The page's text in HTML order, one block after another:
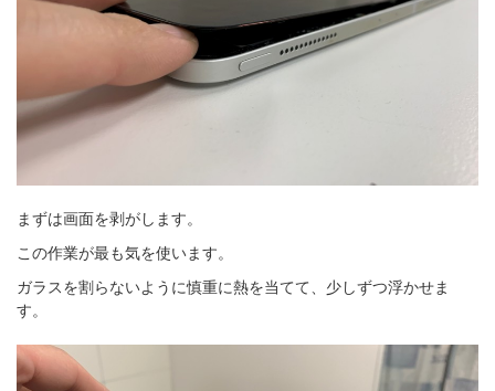
まずは画面を剥がします。
この作業が最も気を使います。
ガラスを割らないように慎重に熱を当てて、少しずつ浮かせま
す。